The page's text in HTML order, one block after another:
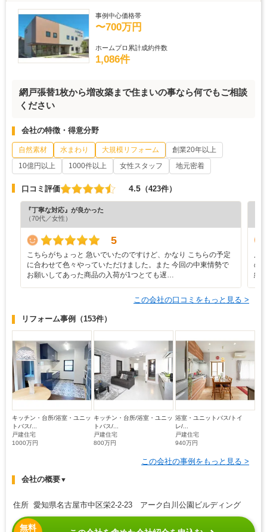
事例中心価格帯
〜700万円
ホームプロ累計成約件数
1,086件
網戸張替1枚から増改築まで住まいの事なら何でもご相談
ください
会社の特徴・得意分野
自然素材 水まわり 大規模リフォーム
創業20年以上
10億円以上
1000件以上 女性スタッフ 地元密着
口コミ評価 4.5 （423件）
『丁寧な対応』が良かった
（70代／女性）
5
こちらがちょっと 急いでいたのですけど、かなり こちらの予定
に合わせて色々やっていただけました。また 今回の中東情勢で
お願いしてあった商品の入荷が1つとても遅…
店
の
緒
この会社の口コミをもっと見る >
リフォーム事例 （153件）
キッチン・台所/浴室・ユニッ
トバス/...
戸建住宅
1000万円
キッチン・台所/浴室・ユニッ
トバス/...
戸建住宅
800万円
浴室・ユニットバス/トイ
レ/...
戸建住宅
940万円
この会社の事例をもっと見る >
会社の概要▼
住所 愛知県名古屋市中区栄2-2-23 アーク白川公園ビルディング
無料